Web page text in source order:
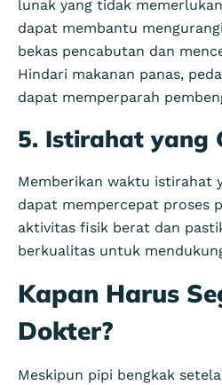
lunak yang tidak
dapat membantu
bekas pencabutan dan
Hindari makanan panas,
dapat memperparah
5. Istirahat yang
Memberikan waktu istirahat
dapat mempercepat proses
aktivitas fisik berat dan
berkualitas untuk
Kapan Harus
Dokter?
Meskipun pipi bengkak